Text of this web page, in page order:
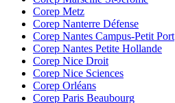
Corep Metz
Corep Nanterre Défense
Corep Nantes Campus-Petit Port
Corep Nantes Petite Hollande
Corep Nice Droit
Corep Nice Sciences
Corep Orléans
Corep Paris Beaubourg